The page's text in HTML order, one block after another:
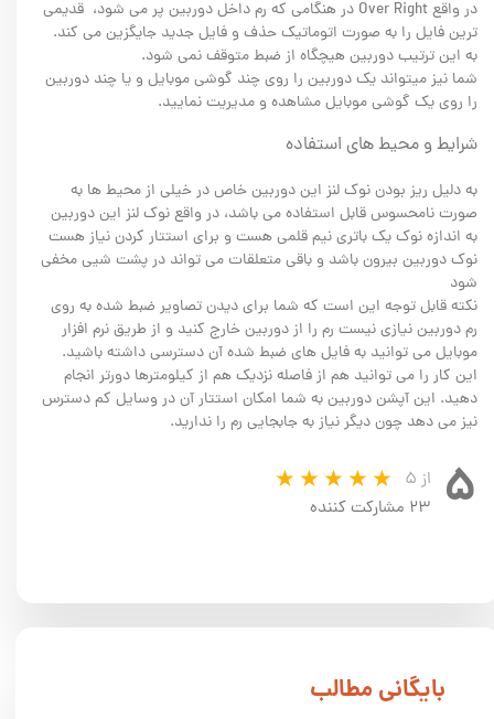
در واقع Over Right در هنگامی که رم داخل دوربین پر می شود، قدیمی
ترین فایل را به صورت اتوماتیک حذف و فایل جدید جایگزین می کند.
به این ترتیب دوربین هیچگاه از ضبط متوقف نمی شود.
شما نیز میتواند یک دوربین را روی چند گوشی موبایل و یا چند دوربین
را روی یک گوشی موبایل مشاهده و مدیریت نمایید.
شرایط و محیط های استفاده
به دلیل ریز بودن نوک لنز این دوربین خاص در خیلی از محیط ها به
صورت نامحسوس قابل استفاده می باشد، در واقع نوک لنز این دوربین
به اندازه نوک یک باتری نیم قلمی هست و برای استتار کردن نیاز هست
نوک دوربین بیرون باشد و باقی متعلقات می تواند در پشت شیی مخفی
شود
نکته قابل توجه این است که شما برای دیدن تصاویر ضبط شده به روی
رم دوربین نیازی نیست رم را از دوربین خارج کنید و از طریق نرم افزار
موبایل می توانید به فایل های ضبط شده آن دسترسی داشته باشید.
این کار را می توانید هم از فاصله نزدیک هم از کیلومترها دورتر انجام
دهید. این آپشن دوربین به شما امکان استتار آن در وسایل کم دسترس
نیز می دهد چون دیگر نیاز به جابجایی رم را ندارید.
۵ از ۵
۲۳ مشارکت کننده
​بایگانی مطالب